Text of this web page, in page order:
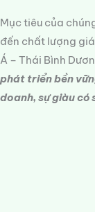
Mục tiêu của
đến chất lượng
Á – Thái Bình
phát triển bền
doanh, sự giàu có